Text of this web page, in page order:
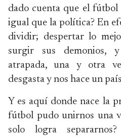
dado cuenta que el
igual que la política? En
dividir; despertar lo
surgir sus demonios,
atrapada, una y otra
desgasta y nos hace un
Y es aquí donde nace la
fútbol pudo unirnos una
solo logra